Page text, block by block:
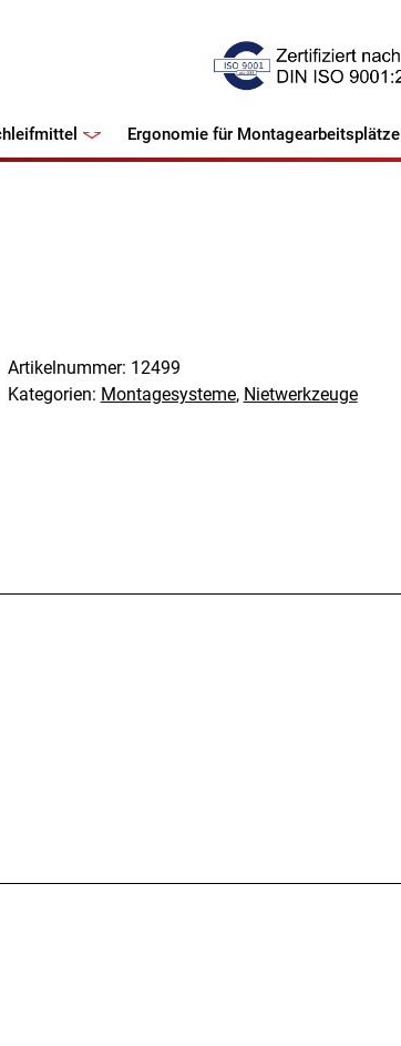
Ergonomie für Montagearbeitsplätze
Artikelnummer: 12499
Kategorien: Montagesysteme, Nietwerkzeuge